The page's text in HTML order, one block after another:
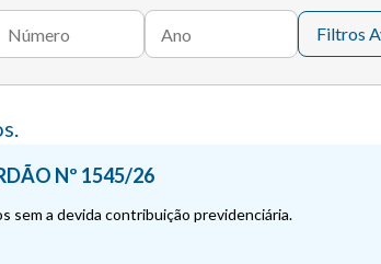
Número Ano
Filtros
Nº 1545/26
sem a devida contribuição previdenciária.